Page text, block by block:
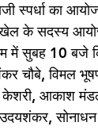
स्पर्धा का
खेल के सदस्य
में सुबह 10 बजे
विमल भूषण
आकाश मंडल,
उदयशंकर,